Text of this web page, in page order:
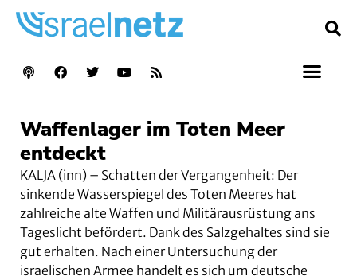
Waffenlager im Toten Meer
entdeckt
KALJA (inn) – Schatten der Vergangenheit: Der
sinkende Wasserspiegel des Toten Meeres hat
zahlreiche alte Waffen und Militärausrüstung ans
Tageslicht befördert. Dank des Salzgehaltes sind sie
gut erhalten. Nach einer Untersuchung der
israelischen Armee handelt es sich um deutsche